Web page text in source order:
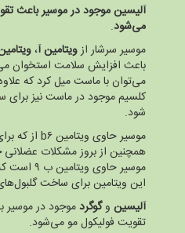
آلیسین موجود در موسیر باعث
می‌شود.
موسیر سرشار ازویتامین آ،
باعث افزایش سلامت استخوان
می‌توان با ماست میل کرد که
کلسیم موجود در ماست نیز برای
شود.
موسیر حاوی ویتامین b۶ از که برای
همچنین از بروز مشکلات عضلانی
موسیر حاوی ویتامین ب ۹ است که
این ویتامین برای ساخت
آلیسین وگوگردموجود در موسیر
تقویت فولیکول مو می‌شود.